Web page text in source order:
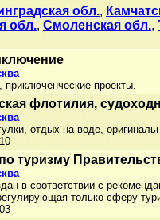
обл.,
обл., Смоленская обл.,
приключенческие проекты.
флотилия,
отдых на воде,
туризму
в соответствии с
только сферу